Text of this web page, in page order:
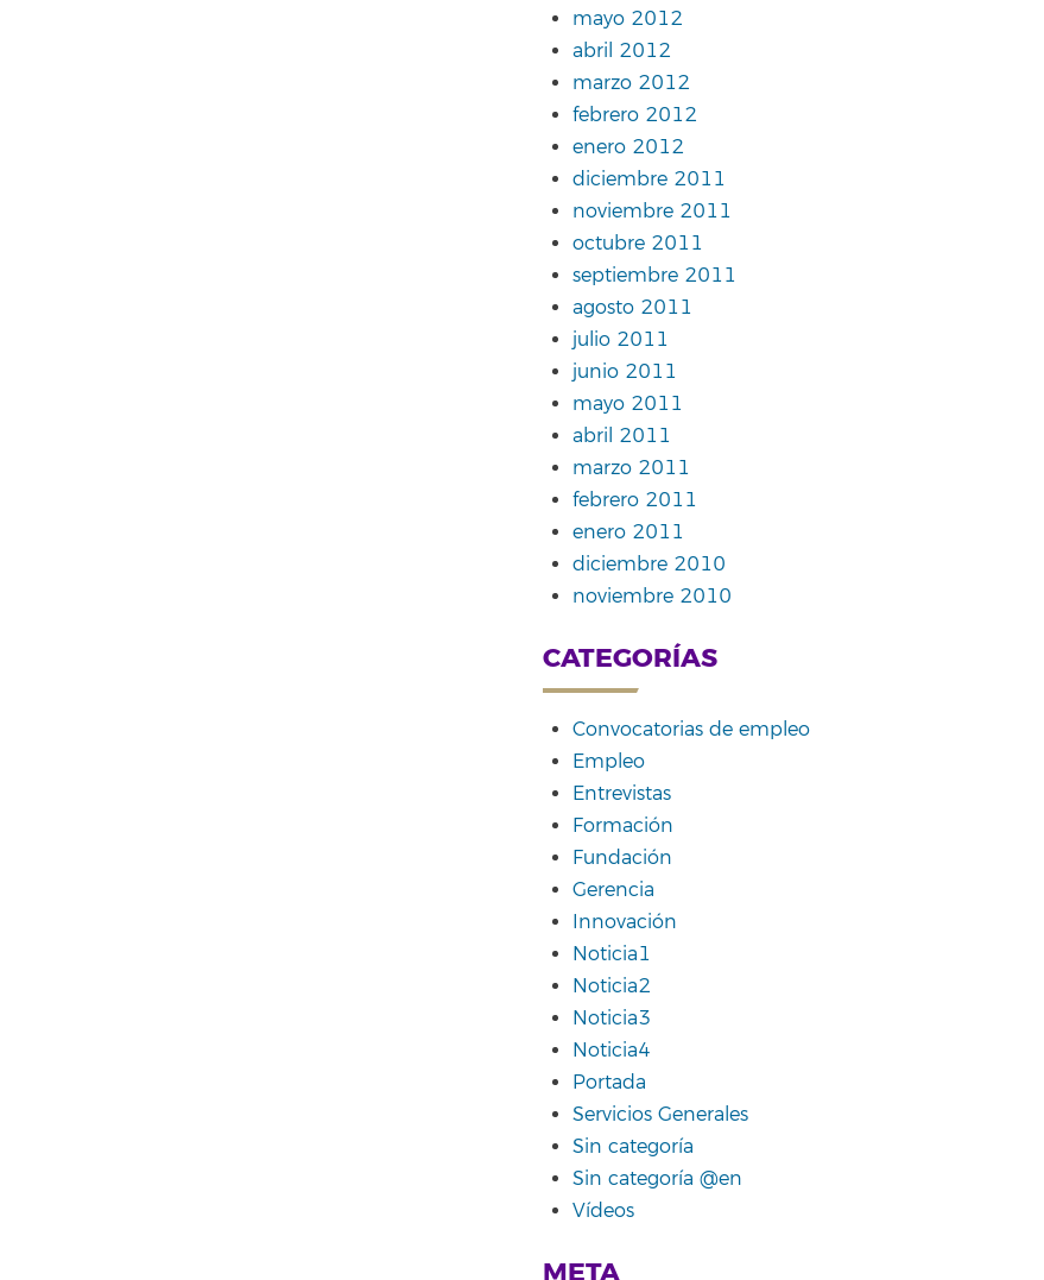
mayo 2012
abril 2012
marzo 2012
febrero 2012
enero 2012
diciembre 2011
noviembre 2011
octubre 2011
septiembre 2011
agosto 2011
julio 2011
junio 2011
mayo 2011
abril 2011
marzo 2011
febrero 2011
enero 2011
diciembre 2010
noviembre 2010
CATEGORÍAS
Convocatorias de empleo
Empleo
Entrevistas
Formación
Fundación
Gerencia
Innovación
Noticia1
Noticia2
Noticia3
Noticia4
Portada
Servicios Generales
Sin categoría
Sin categoría @en
Vídeos
META